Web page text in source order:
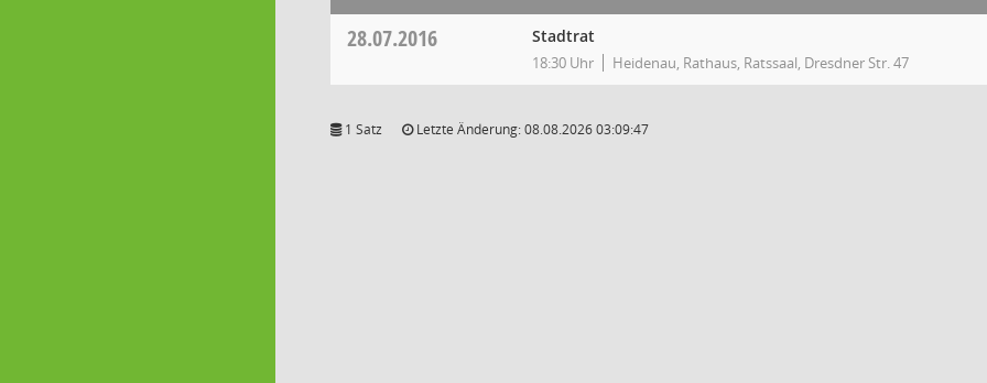
28.07.2016 Stadtrat
18:30 Uhr Heidenau, Rathaus, Ratssaal, Dresdner Str. 47
1 Satz Letzte Änderung: 08.08.2026 03:09:47